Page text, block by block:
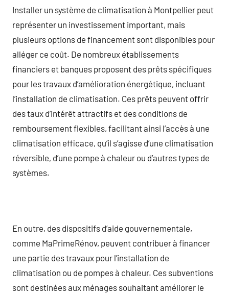
Installer un système de climatisation à Montpellier peut
représenter un investissement important, mais
plusieurs options de financement sont disponibles pour
alléger ce coût. De nombreux établissements
financiers et banques proposent des prêts spécifiques
pour les travaux d’amélioration énergétique, incluant
l’installation de climatisation. Ces prêts peuvent offrir
des taux d’intérêt attractifs et des conditions de
remboursement flexibles, facilitant ainsi l’accès à une
climatisation efficace, qu’il s’agisse d’une climatisation
réversible, d’une pompe à chaleur ou d’autres types de
systèmes.
En outre, des dispositifs d’aide gouvernementale,
comme MaPrimeRénov, peuvent contribuer à financer
une partie des travaux pour l’installation de
climatisation ou de pompes à chaleur. Ces subventions
sont destinées aux ménages souhaitant améliorer le